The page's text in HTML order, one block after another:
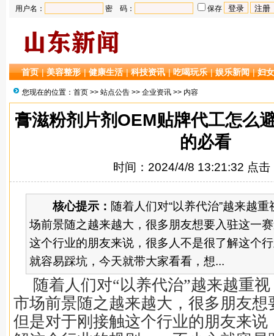
用户名： 密 码： 保存
首页 |美容整形 |健康生活 |科技资讯 |吃喝玩乐 |娱乐新闻 |妇
您现在的位置： 首页 >> 站点公告 >> 企业资讯 >> 内容
膏滋粉剂片剂OEM贴牌代工怎么
的必看
时间：2024/4/8 13:21:32 点击
核心提示： 随着人们对“以养代治”越来越
场前景随之越来越大，很多朋友想要入驻这一
这个行业的朋友来说，很多人不是很了解这个
就容易踩坑，今天就带大家看看，想...
随着人们对“以养代治”越来越重
市场前景随之越来越大，很多朋友想
但是对于刚接触这个行业的朋友来说